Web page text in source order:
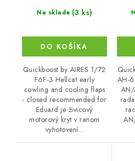
Na sklade (3 ks)
DO KOŠÍKA
Quickboost by AIRES 1/72
F6F-3 Hellcat early
cowling and cooling flaps
- closed recommended for
Eduard je živicový
motorový kryt v ranom
vyhotovení...
AH-